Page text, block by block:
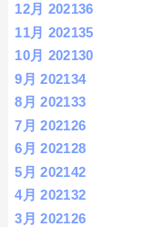
12月 202136
11月 202135
10月 202130
9月 202134
8月 202133
7月 202126
6月 202128
5月 202142
4月 202132
3月 202126